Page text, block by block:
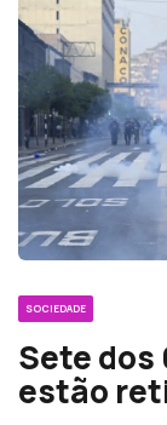
SOCIEDADE
Sete
estão